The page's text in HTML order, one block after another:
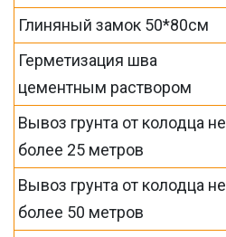
Глиняный замок 50*80см
Герметизация шва
цементным раствором
Вывоз грунта от колодца не
более 25 метров
Вывоз грунта от колодца не
более 50 метров